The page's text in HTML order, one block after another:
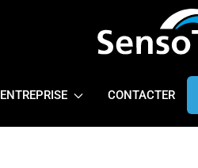
ENTREPRISE CONTACTER